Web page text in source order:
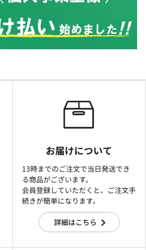
お届けについて
13時までのご注文で当日発送でき
る商品がございます。
会員登録していただくと、ご注文手
続きが簡単になります。
詳細はこちら